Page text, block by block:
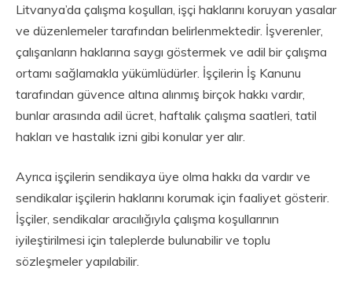
Litvanya’da çalışma koşulları, işçi haklarını koruyan yasalar
ve düzenlemeler tarafından belirlenmektedir. İşverenler,
çalışanların haklarına saygı göstermek ve adil bir çalışma
ortamı sağlamakla yükümlüdürler. İşçilerin İş Kanunu
tarafından güvence altına alınmış birçok hakkı vardır,
bunlar arasında adil ücret, haftalık çalışma saatleri, tatil
hakları ve hastalık izni gibi konular yer alır.
Ayrıca işçilerin sendikaya üye olma hakkı da vardır ve
sendikalar işçilerin haklarını korumak için faaliyet gösterir.
İşçiler, sendikalar aracılığıyla çalışma koşullarının
iyileştirilmesi için taleplerde bulunabilir ve toplu
sözleşmeler yapılabilir.